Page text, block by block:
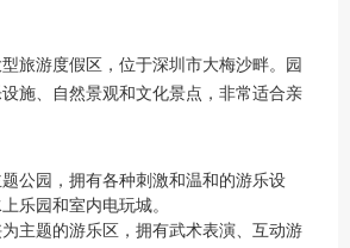
旅游度假区，位于深圳市大梅沙畔。园
施、自然景观和文化景点，非常适合亲
公园，拥有各种刺激和温和的游乐设
乐园和室内电玩城。
主题的游乐区，拥有武术表演、互动游